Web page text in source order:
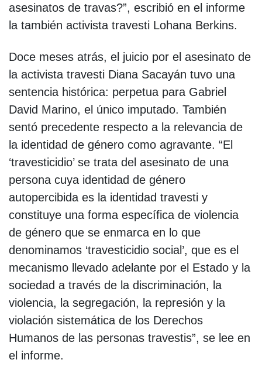
asesinatos de travas?”, escribió en el informe
la también activista travesti Lohana Berkins.
Doce meses atrás, el juicio por el asesinato de
la activista travesti Diana Sacayán tuvo una
sentencia histórica: perpetua para Gabriel
David Marino, el único imputado. También
sentó precedente respecto a la relevancia de
la identidad de género como agravante. “El
‘travesticidio’ se trata del asesinato de una
persona cuya identidad de género
autopercibida es la identidad travesti y
constituye una forma específica de violencia
de género que se enmarca en lo que
denominamos ‘travesticidio social’, que es el
mecanismo llevado adelante por el Estado y la
sociedad a través de la discriminación, la
violencia, la segregación, la represión y la
violación sistemática de los Derechos
Humanos de las personas travestis”, se lee en
el informe.